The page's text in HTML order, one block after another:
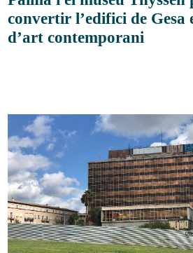
convertir l’edifici de Gesa
d’art contemporani